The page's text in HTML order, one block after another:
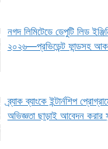
নগদ লিমিটেডে ডেপুটি লিড
২০২৬—প্রভিডেন্ট ফান্ডসহ
ব্র্যাক ব্যাংকে ইন্টার্নশিপ
অভিজ্ঞতা ছাড়াই আবেদন করার